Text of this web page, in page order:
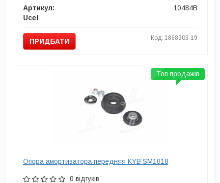
Артикул:
10484B
Ucel
ПРИДБАТИ Код: 1868903-19
Опора амортизатора передняя KYB SM1018
0 відгуків
Топ продажів